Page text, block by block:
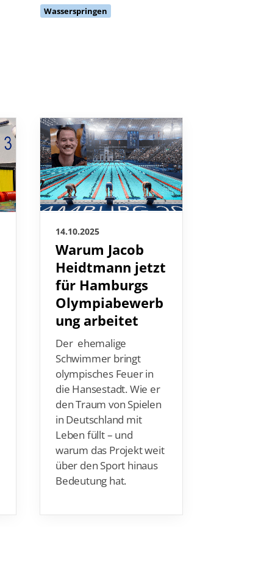
Wasserspringen
14.10.2025
Warum Jacob
Heidtmann jetzt
für Hamburgs
Olympiabewerb
ung arbeitet
Der ehemalige
Schwimmer bringt
olympisches Feuer in
die Hansestadt. Wie er
den Traum von Spielen
in Deutschland mit
Leben füllt – und
warum das Projekt weit
über den Sport hinaus
Bedeutung hat.